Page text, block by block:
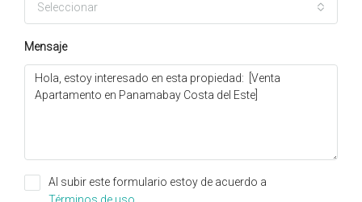
Seleccionar
Mensaje
Al subir este formulario estoy de acuerdo a